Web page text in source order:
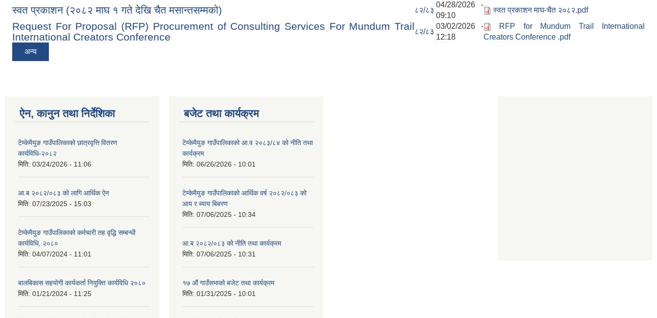
स्वत प्रकाशन (२०८२ माघ १ गते देखि चैत मसान्तसम्मको) ८२/८३
04/28/2026 -
09:10
स्वत प्रकाशन माघ-चैत २०८२.pdf
Request For Proposal (RFP) Procurement of Consulting Services For Mundum Trail
International Creators Conference
८२/८३
03/02/2026 -
12:18
RFP for Mundum Trail International
Creators Conference .pdf
अन्य
ऐन, कानुन तथा निर्देशिका
टेम्केमैयुङ गाउँपालिकाको छात्रवृत्ति वितरण
कार्यविधि-२०८२
मिति: 03/24/2026 - 11:06
आ.ब २०८२/०८३ को लागि आर्थिक ऐन
मिति: 07/23/2025 - 15:03
टेम्केमैयुङ गाउँपालिकाको कर्मचारी तह वृद्धि सम्बन्धी
कार्यविधि, २०८०
मिति: 04/07/2024 - 11:01
बालबिकास सहयोगी कार्यकर्ता नियुक्ति कार्यविधि २०८०
मिति: 01/21/2024 - 11:25
बजेट तथा कार्यक्रम
टेम्केमैयुङ गाउँपालिकाको आ.व २०८३/८४ को नीति तथा
कार्यक्रम
मिति: 06/26/2026 - 10:01
टेम्केमैयुङ गाउँपालिकाको आर्थिक वर्ष २०८२/०८३ को
आय र ब्याय बिबरण
मिति: 07/06/2025 - 10:34
आ.ब २०८२/०८३ को नीति तथा कार्यक्रम
मिति: 07/06/2025 - 10:31
१७ औं गाउँसभाको बजेट तथा कार्यक्रम
मिति: 01/31/2025 - 10:01